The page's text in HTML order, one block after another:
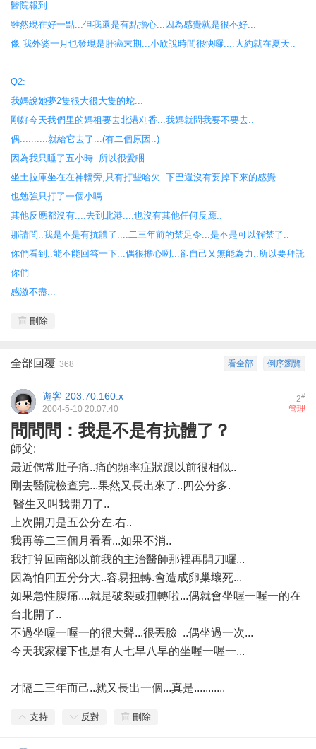
醫院報到
雖然現在好一點...但我還是有點擔心...因為感覺就是很不好...
像 我外婆一月也發現是肝癌末期...小欣說時間很快囉....大約就在夏天..
Q2:
我媽說她夢2隻很大很大隻的蛇...
剛好今天我們里的媽祖要去北港刈香...我媽就問我要不要去..
偶..........就給它去了...(有二個原因..)
因為我只睡了五小時..所以很愛睏..
坐土拉庫坐在在神轎旁,只有打些哈欠..下巴還沒有要掉下來的感覺...
也勉強只打了一個小嗝...
其他反應都沒有....去到北港....也沒有其他任何反應..
那請問..我是不是有抗體了....二三年前的禁足令...是不是可以解禁了..
你們看到..能不能回答一下...偶很擔心咧...卻自己又無能為力..所以要拜託
你們
感激不盡...
刪除
倒序瀏覽
看全部
全部回覆 368
2#
遊客 203.70.160.x
管理
2004-5-10 20:07:40
問問問：我是不是有抗體了？
師父:
最近偶常肚子痛..痛的頻率症狀跟以前很相似..
剛去醫院檢查完...果然又長出來了..四公分多.
醫生又叫我開刀了..
上次開刀是五公分左.右..
我再等二三個月看看...如果不消..
我打算回南部以前我的主治醫師那裡再開刀囉...
因為怕四五分分大..容易扭轉.會造成卵巢壞死...
如果急性腹痛....就是破裂或扭轉啦...偶就會坐喔一喔一的在
台北開了..
不過坐喔一喔一的很大聲...很丟臉 ..偶坐過一次...
今天我家樓下也是有人七早八早的坐喔一喔一...
才隔二三年而己..就又長出一個...真是...........
支持 反對 刪除